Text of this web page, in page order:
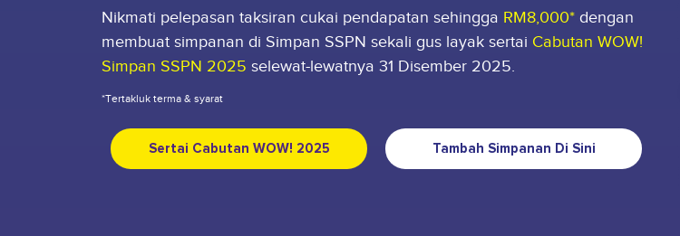
Nikmati pelepasan taksiran cukai pendapatan sehingga RM8,000* dengan
membuat simpanan di Simpan SSPN sekali gus layak sertai Cabutan WOW!
Simpan SSPN 2025 selewat-lewatnya 31 Disember 2025.
*Tertakluk terma & syarat
Sertai Cabutan WOW! 2025 Tambah Simpanan Di Sini